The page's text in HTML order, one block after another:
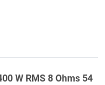
W RMS 8 Ohms 54